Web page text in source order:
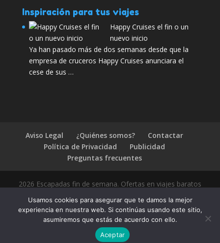
Inspiración para tus viajes
Happy Cruises el fin o un
nuevo inicio
Ya han pasado más de dos semanas desde que la
empresa de cruceros Happy Cruises anunciara el
cese de sus …
Aviso Legal ¿Quiénes somos?
Contactar
Política de Privacidad
Publicidad
Preguntas frecuentes
2026 Escapadas fin de semana. Ofertas en viajes baratos
Usamos cookies para asegurar que te damos la mejor
experiencia en nuestra web. Si continúas usando este sitio,
asumiremos que estás de acuerdo con ello.
Aceptar